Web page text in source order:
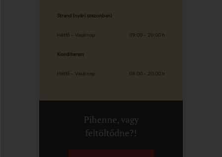
Strand (nyári szezonban)
Hétfő – Vasárnap: 09:00 – 20:00 h
Konditerem
Hétfő – Vasárnap: 08:00 – 20:00 h
Pihenne, vagy
feltöltődne?!